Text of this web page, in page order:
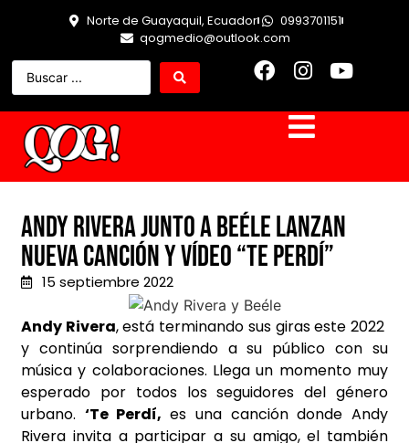
Norte de Guayaquil, Ecuador
0993701151
qogmedio@outlook.com
Andy Rivera junto a Beéle lanzan
nueva canción y vídeo “Te Perdí”
15 septiembre 2022
Andy Rivera, está terminando sus giras este 2022
y continúa sorprendiendo a su público con su
música y colaboraciones. Llega un momento muy
esperado por todos los seguidores del género
urbano. ‘Te Perdí, es una canción donde Andy
Rivera invita a participar a su amigo, el también